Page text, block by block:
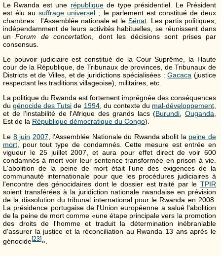
Le Rwanda est une républiquede type présidentiel. Le Président
est élu ausuffrage universel ; le parlement est constitué de deux
chambres : l'Assemblée nationale et le Sénat . Les partis politiques,
indépendamment de leurs activités habituelles, se réunissent dans
unForum de concertation , dont les décisions sont prises par
consensus.
Le pouvoir judiciaire est constitué de la Cour Suprême, la Haute
cour de la République, de Tribunaux de provinces, de Tribunaux de
Districts et de Villes, et de juridictions spécialisées :Gacaca (justice
respectant les traditions villageoise), militaires, etc.
La politique du Rwanda est fortement imprégnée des conséquences
dugénocide des Tutsi de 1994, du contexte du mal-développement,
et de l'instabilité de l'Afrique des grands lacs (Burundi,Ouganda,
Est de la République démocratique du Congo).
Le 8 juin 2007 , l'Assemblée Nationale du Rwanda abolit la peine de
mort , pour tout type de condamnés. Cette mesure est entrée en
vigueur le 25 juillet 2007, et aura pour effet direct de voir 600
condamnés à mort voir leur sentence transformée en prison à vie.
L'abolition de la peine de mort était l'une des exigences de la
communauté internationale pour que les procédures judiciaires à
l'encontre des génocidaires dont le dossier est traité par le TPIR
soient transférées à la juridiction nationale rwandaise en prévision
de la dissolution du tribunal international pour le Rwanda en 2008.
La présidence portugaise de l'Union européenne a salué l'abolition
de la peine de mort comme «une étape principale vers la promotion
des droits de l'homme et traduit la détermination inébranlable
d'assurer la justice et la réconciliation au Rwanda 13 ans après le
génocide[23]».